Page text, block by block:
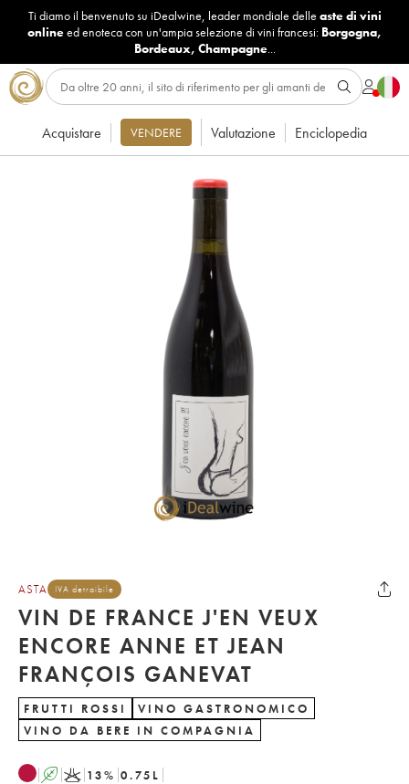
Ti diamo il benvenuto su iDealwine, leader mondiale delle aste di vini
onlineed enoteca con un'ampia selezione di vini francesi: Borgogna,
Bordeaux, Champagne...
Acquistare VENDERE Valutazione Enciclopedia
ASTA IVA detraibile
VIN DE FRANCE J'EN VEUX
ENCORE ANNE ET JEAN
FRANÇOIS GANEVAT
FRUTTI ROSSI
VINO GASTRONOMICO
VINO DA BERE IN COMPAGNIA
A K 13% 0.75 L